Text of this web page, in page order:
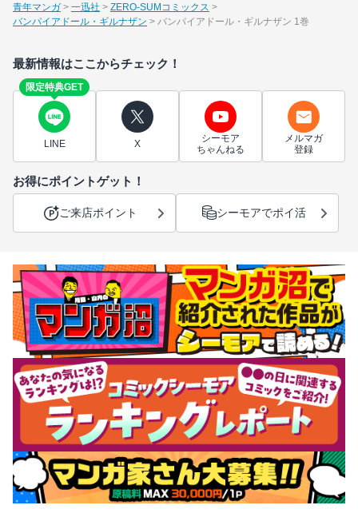
青年マンガ
一迅社
ZERO-SUMコミックス
バンパイアドール・ギルナザン
バンパイアドール・ギルナザン 1巻
最新情報はここからチェック！
限定特典GET
LINE X
シーモア
ちゃんねる
メルマガ
登録
お得にポイントゲット！
ご来店ポイント シーモアでポイ活